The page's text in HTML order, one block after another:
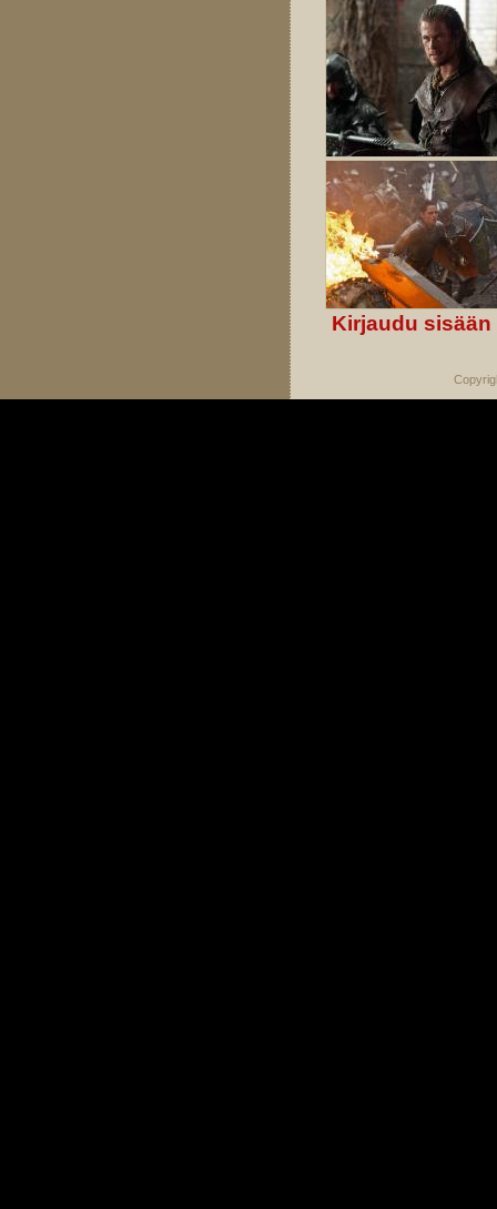
Kirjaudu sisään